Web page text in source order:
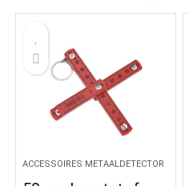
ACCESSOIRES METAALDETECTOR